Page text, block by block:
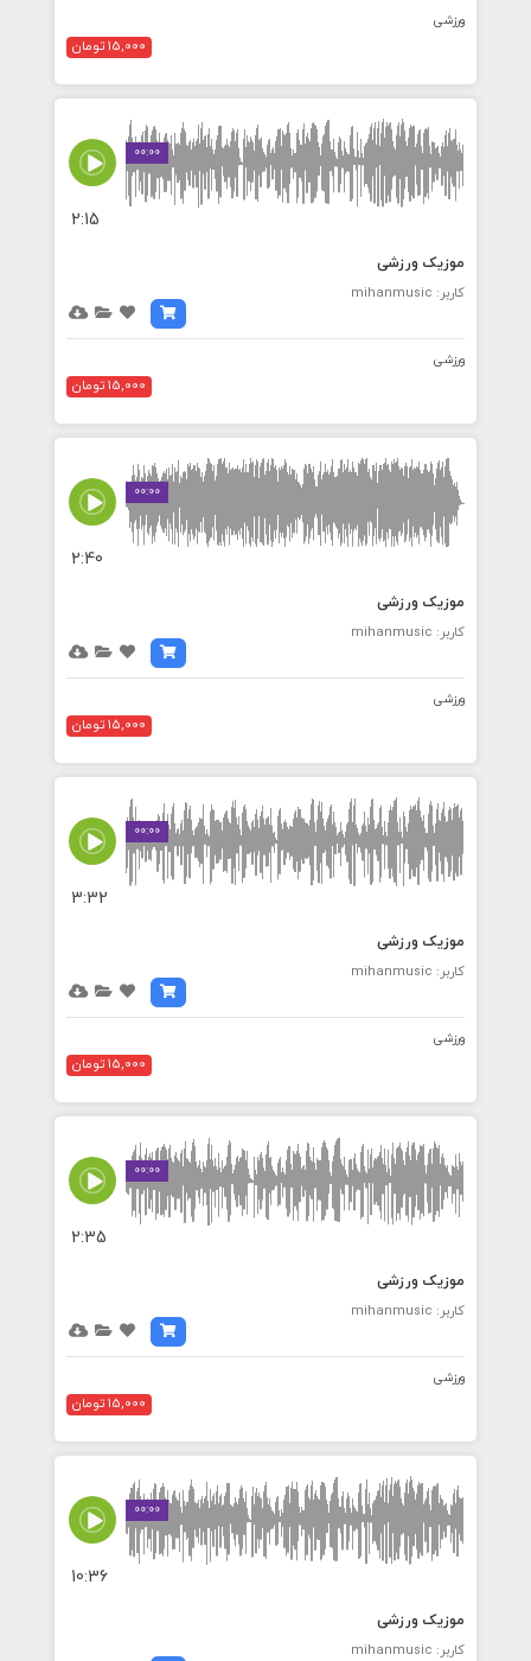
ورزشی
15,000 تومان
00:00
2:15
موزیک ورزشی
کاربر: mihanmusic
ورزشی
15,000 تومان
00:00
2:40
موزیک ورزشی
کاربر: mihanmusic
ورزشی
15,000 تومان
00:00
3:32
موزیک ورزشی
کاربر: mihanmusic
ورزشی
15,000 تومان
00:00
2:35
موزیک ورزشی
کاربر: mihanmusic
ورزشی
15,000 تومان
00:00
10:36
موزیک ورزشی
کاربر: mihanmusic